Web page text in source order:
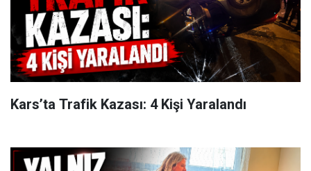
Kars’ta Trafik Kazası: 4 Kişi Yaralandı